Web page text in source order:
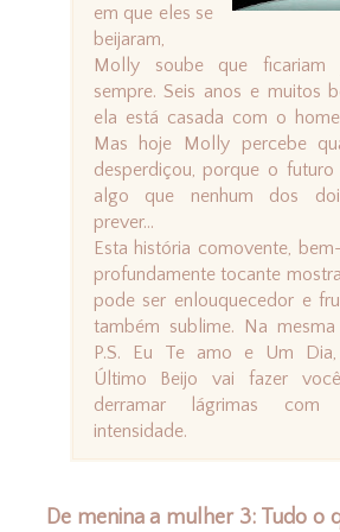
em que eles se
beijaram,
Molly soube que ficariam
sempre. Seis anos e muitos
ela está casada com o
Mas hoje Molly percebe
desperdiçou, porque o futuro
algo que nenhum dos
prever…
Esta história comovente,
profundamente tocante
pode ser enlouquecedor e
também sublime. Na
P.S. Eu Te amo e Um
Último Beijo vai fazer
derramar lágrimas
intensidade.
De menina a mulher 3: Tudo o